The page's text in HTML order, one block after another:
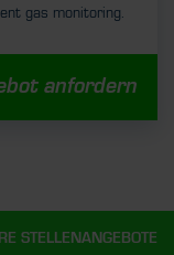
gas monitoring.
anfordern
STELLENANGEBOTE